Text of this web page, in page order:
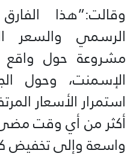
وقالت:”هذا
الرسمي والسعر
مشروعة حول
الإسمنت، وحول
استمرار الأسعار
أكثر من أي وقت مضى
واسعة وإلى تخفيض